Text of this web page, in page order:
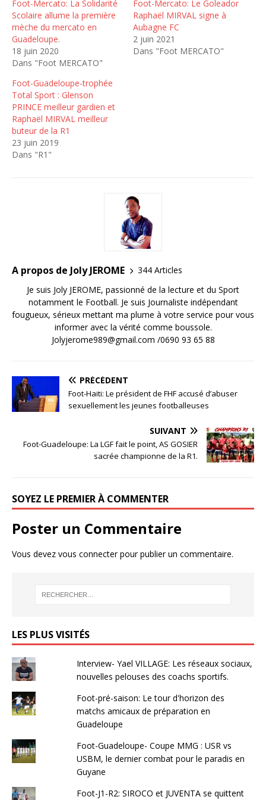
Foot-Mercato: La Solidarité
Scolaire allume la première
mèche du mercato en
Guadeloupe.
18 juin 2020
Dans "Foot MERCATO"
Foot-Mercato: Le Goleador
Raphaël MIRVAL signe à
Aubagne FC
2 juin 2021
Dans "Foot MERCATO"
Foot-Guadeloupe-trophée
Total Sport : Glenson
PRINCE meilleur gardien et
Raphaël MIRVAL meilleur
buteur de la R1
23 juin 2019
Dans "R1"
A propos de Joly JEROME
344 Articles
Je suis Joly JEROME, passionné de la lecture et du Sport
notamment le Football. Je suis Journaliste indépendant
fougueux, sérieux mettant ma plume à votre service pour vous
informer avec la vérité comme boussole.
Jolyjerome989@gmail.com /0690 93 65 88
PRÉCÉDENT
Foot-Haiti: Le président de FHF accusé d’abuser
sexuellement les jeunes footballeuses
SUIVANT
Foot-Guadeloupe: La LGF fait le point, AS GOSIER
sacrée championne de la R1.
SOYEZ LE PREMIER À COMMENTER
Poster un Commentaire
Vous devez vous connecterpour publier un commentaire.
LES PLUS VISITÉS
Interview- Yael VILLAGE: Les réseaux sociaux,
nouvelles pelouses des coachs sportifs.
Foot-pré-saison: Le tour d'horizon des
matchs amicaux de préparation en
Guadeloupe
Foot-Guadeloupe- Coupe MMG : USR vs
USBM, le dernier combat pour le paradis en
Guyane
Foot-J1-R2: SIROCO et JUVENTA se quittent